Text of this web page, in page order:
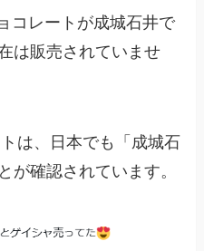
コレートが成城石井で
は販売されていませ
は、日本でも「成城石
が確認されています。